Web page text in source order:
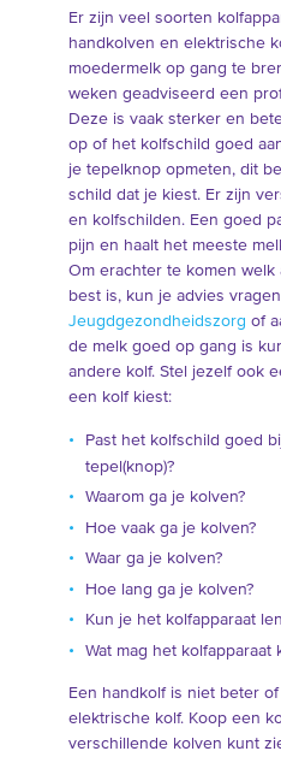
Er zijn veel soorten
handkolven en elektrische
moedermelk op gang te
weken geadviseerd een
Deze is vaak sterker en
op of het kolfschild goed
je tepelknop opmeten, dit
schild dat je kiest. Er zijn
en kolfschilden. Een goed
pijn en haalt het meeste
Om erachter te komen welk
best is, kun je advies
Jeugdgezondheidszorg of
de melk goed op gang is
andere kolf. Stel jezelf ook
een kolf kiest:
Past het kolfschild goed
tepel(knop)?
Waarom ga je kolven?
Hoe vaak ga je kolven?
Waar ga je kolven?
Hoe lang ga je kolven?
Kun je het kolfapparaat
Wat mag het kolfapparaat
Een handkolf is niet beter
elektrische kolf. Koop een
verschillende kolven kunt